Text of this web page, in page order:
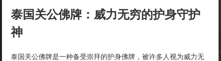
泰国关公佛牌：威力无穷的护身守护
神
泰国关公佛牌是一种备受崇拜的护身佛牌，被许多人视为威力无